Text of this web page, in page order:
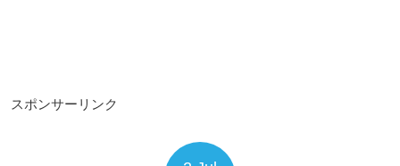
スポンサーリンク